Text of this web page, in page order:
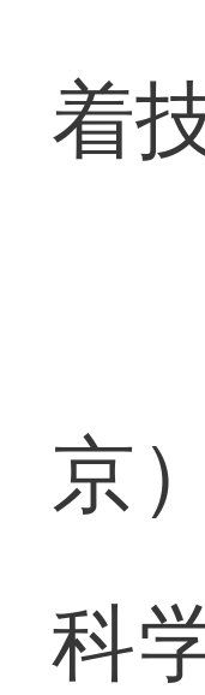
着
京
科